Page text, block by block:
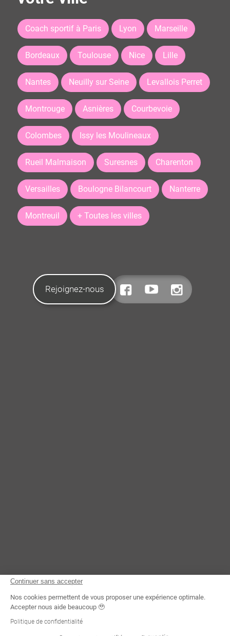
Coach sportif à Paris Lyon Marseille
Bordeaux Toulouse Nice Lille
Nantes Neuilly sur Seine Levallois Perret
Montrouge Asnières Courbevoie
Colombes Issy les Moulineaux
Rueil Malmaison Suresnes Charenton
Versailles Boulogne Bilancourt Nanterre
Montreuil + Toutes les villes
Rejoignez-nous
Continuer sans accepter
Nos cookies permettent de vous proposer une expérience optimale.
Accepter nous aide beaucoup 🥹
Politique de confidentialité